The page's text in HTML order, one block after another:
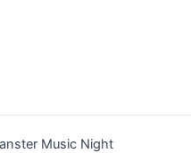
Music Night